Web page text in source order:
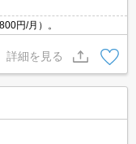
円/月）。
詳細を見る